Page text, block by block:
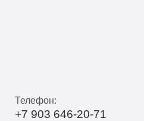
Телефон:
+7 903 646-20-71